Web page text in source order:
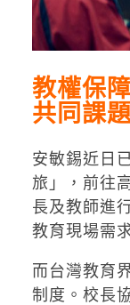
教權保
共同課
安敏錫近日
旅」，前往
長及教師進
教育現場需
而台灣教育
制度。校長